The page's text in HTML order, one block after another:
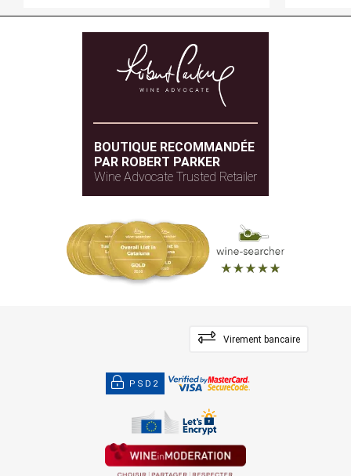
BOUTIQUE RECOMMANDÉE
PAR ROBERT PARKER
Wine Advocate Trusted Retailer
Virement bancaire
PSD2